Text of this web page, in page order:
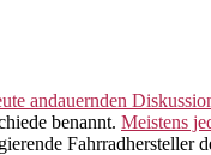
andauernden
benannt. Meistens